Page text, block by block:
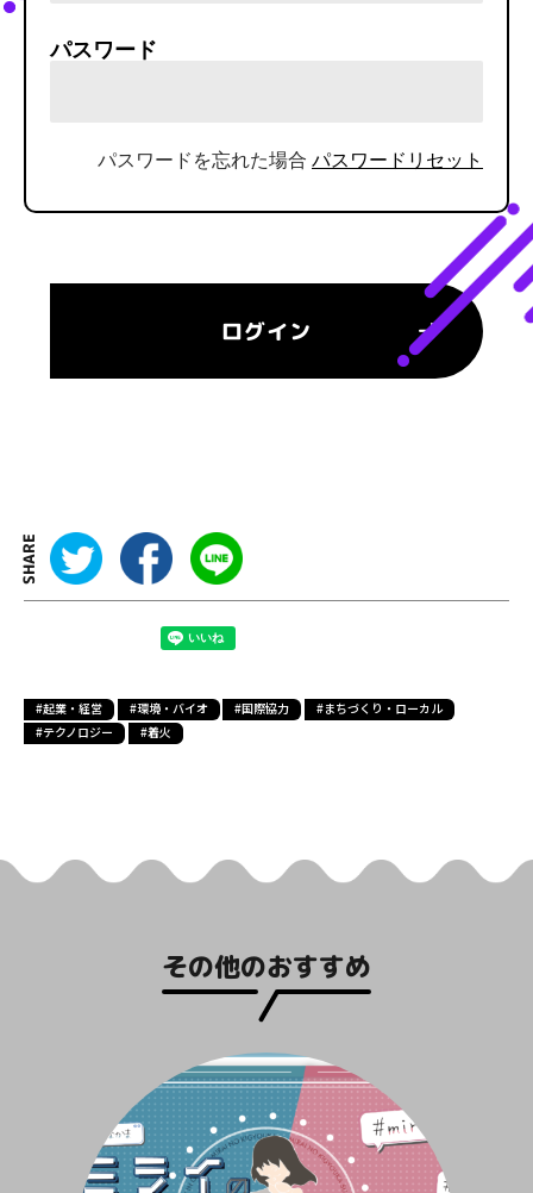
パスワード
パスワードを忘れた場合 パスワードリセット
SHARE
#起業・経営 #環境・バイオ #国際協力
#まちづくり・ローカル
#テクノロジー
#着火
その他のおすすめ